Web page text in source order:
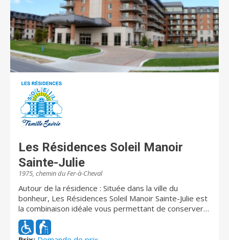
Les Résidences Soleil Manoir
Sainte-Julie
1975, chemin du Fer-à-Cheval
Autour de la résidence : Située dans la ville du
bonheur, Les Résidences Soleil Manoir Sainte-Julie est
la combinaison idéale vous permettant de conserver
votre autonomie, et ce, le plus longtemps possible.
Son secteur paisible, à la fois résidentiel et commercial